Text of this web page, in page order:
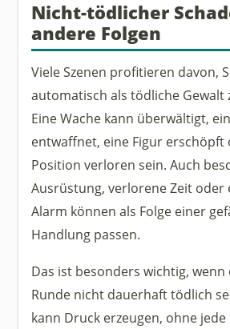
Nicht-tödlicher
andere Folgen
Viele Szenen profitieren davon,
automatisch als tödliche Gewalt
Eine Wache kann überwältigt,
entwaffnet, eine Figur erschöpft
Position verloren sein. Auch
Ausrüstung, verlorene Zeit oder
Alarm können als Folge einer
Handlung passen.
Das ist besonders wichtig,
Runde nicht dauerhaft tödlich
kann Druck erzeugen, ohne jede